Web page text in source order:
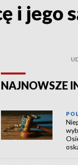
i jego
NAJNOWSZE